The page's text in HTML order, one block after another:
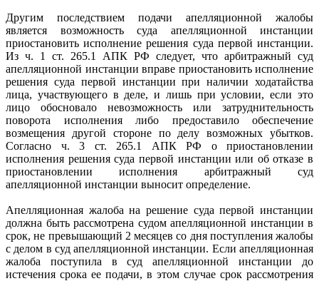
Другим последствием подачи апелляционной жалобы
является возможность суда апелляционной инстанции
приостановить исполнение решения суда первой инстанции.
Из ч. 1 ст. 265.1 АПК РФ следует, что арбитражный суд
апелляционной инстанции вправе приостановить исполнение
решения суда первой инстанции при наличии ходатайства
лица, участвующего в деле, и лишь при условии, если это
лицо обосновало невозможность или затруднительность
поворота исполнения либо предоставило обеспечение
возмещения другой стороне по делу возможных убытков.
Согласно ч. 3 ст. 265.1 АПК РФ о приостановлении
исполнения решения суда первой инстанции или об отказе в
приостановлении исполнения арбитражный суд
апелляционной инстанции выносит определение.
Апелляционная жалоба на решение суда первой инстанции
должна быть рассмотрена судом апелляционной инстанции в
срок, не превышающий 2 месяцев со дня поступления жалобы
с делом в суд апелляционной инстанции. Если апелляционная
жалоба поступила в суд апелляционной инстанции до
истечения срока ее подачи, в этом случае срок рассмотрения